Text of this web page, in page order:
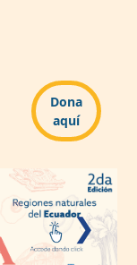
Dona
aquí
❯